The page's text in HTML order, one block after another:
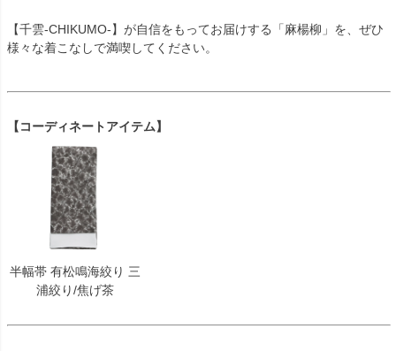
【千雲-CHIKUMO-】が自信をもってお届けする「麻楊柳」を、ぜひ
様々な着こなしで満喫してください。
【コーディネートアイテム】
半幅帯 有松鳴海絞り 三
浦絞り/焦げ茶